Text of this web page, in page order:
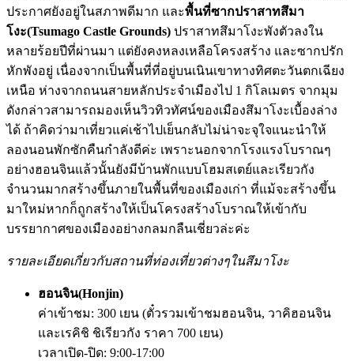
ประกาศยังอยู่ในสภาพดีมาก และพื้นที่ซากปราสาทสึมา
โงะ(Tsumago Castle Grounds) ปราสาทสึมาโงะพังตัวลงใน
หลายร้อยปีที่ผ่านมา แต่ยังคงหลงเหลือโครงสร้าง และซากปรัก
หักพังอยู่ เนื่องจากเป็นพื้นที่ที่อยู่บนเนินเขาทางทิศตะวันตกเฉียง
เหนือ ห่างจากถนนสายหลักประจำเมืองไป 1 กิโลเมตร จากมุม
ดังกล่าวสามารถมองเห็นวิวทิวทัศน์ของเมืองสึมาโงะเบื้องล่าง
ได้ ถ้าคิดว่ามาเที่ยวแค่เช้าไปเย็นกลับไม่น่าจะจุใจแนะนำให้
ลองนอนพักซักคืนกำลังดีค่ะ เพราะนอกจากโรงแรงโบราณๆ
อย่างฮอนจินแล้วนั้นยังมีบ้านพักแบบโฮมสเตย์และเรียวกัง
จำนวนมากสร้างขึ้นภายในพื้นที่ของเมืองเก่า ที่แม้จะสร้างขึ้น
มาใหม่หากก็ถูกสร้างให้เป็นโครงสร้างโบราณให้เข้ากับ
บรรยากาศของเมืองอย่างกลมกลืนเชี่ยวล่ะค่ะ
รายละเอียดเกี่ยวกับสถานที่ท่องเที่ยวต่างๆในสึมาโงะ
ฮอนจิน(Honjin)
ค่าเข้าชม: 300 เยน (ตั๋วรวมเข้าชมฮอนจิน, วาคิฮอนจิน
และเรคิชิ ชิเรียวกัง ราคา 700 เยน)
เวลาเปิด-ปิด: 9:00-17:00